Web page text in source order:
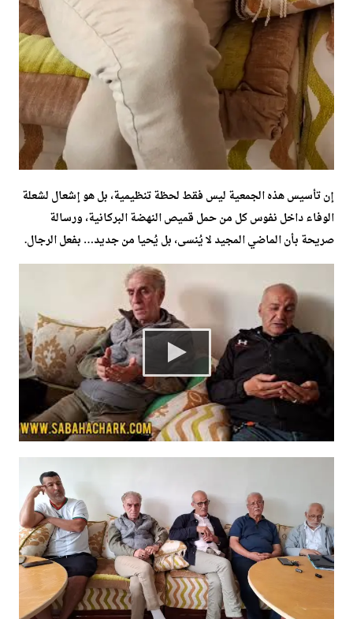
إن تأسيس هذه الجمعية ليس فقط لحظة تنظيمية، بل هو إشعال لشعلة
الوفاء داخل نفوس كل من حمل قميص النهضة البركانية، ورسالة
صريحة بأن الماضي المجيد لا يُنسى، بل يُحيا من جديد… بفعل الرجال.